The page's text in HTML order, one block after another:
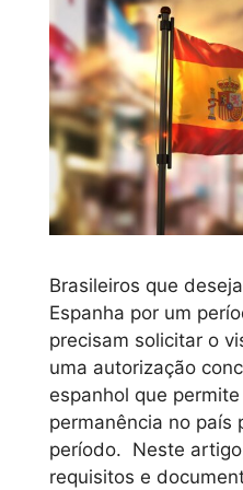
Brasileiros que
Espanha por um
precisam solicitar o
uma autorização
espanhol que
permanência no país
período. Neste
requisitos e